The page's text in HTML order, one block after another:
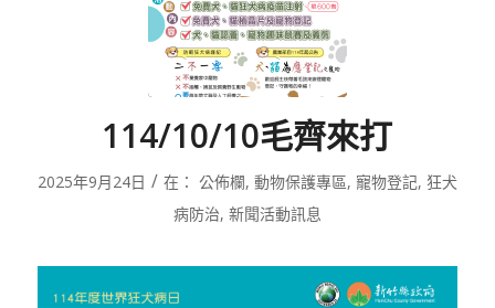
114/10/10毛齊來打
2025年9月24日 / 在： 公佈欄, 動物保護專區, 寵物登記, 狂犬
病防治, 新聞活動訊息